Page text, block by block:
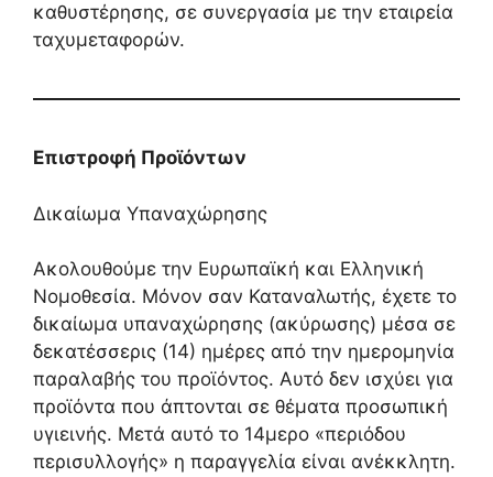
καθυστέρησης, σε συνεργασία με την εταιρεία
ταχυμεταφορών.
Επιστροφή Προϊόντων
Δικαίωμα Υπαναχώρησης
Ακολουθούμε την Ευρωπαϊκή και Ελληνική
Νομοθεσία. Μόνον σαν Καταναλωτής, έχετε το
δικαίωμα υπαναχώρησης (ακύρωσης) μέσα σε
δεκατέσσερις (14) ημέρες από την ημερομηνία
παραλαβής του προϊόντος. Αυτό δεν ισχύει για
προϊόντα που άπτονται σε θέματα προσωπική
υγιεινής. Μετά αυτό το 14μερο «περιόδου
περισυλλογής» η παραγγελία είναι ανέκκλητη.